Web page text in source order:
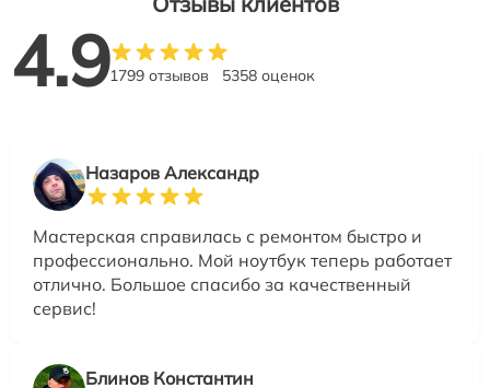
4.91799 отзывов 5358 оценок
Назаров Александр
Мастерская справилась с ремонтом быстро и
профессионально. Мой ноутбук теперь работает
отлично. Большое спасибо за качественный
сервис!
Блинов Константин